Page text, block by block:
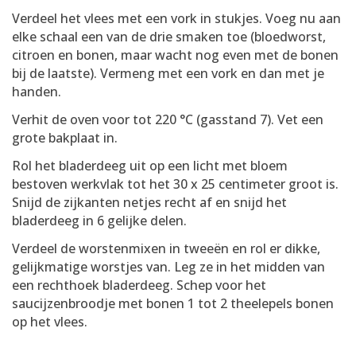
Verdeel het vlees met een vork in stukjes. Voeg nu aan
elke schaal een van de drie smaken toe (bloedworst,
citroen en bonen, maar wacht nog even met de bonen
bij de laatste). Vermeng met een vork en dan met je
handen.
Verhit de oven voor tot 220 °C (gasstand 7). Vet een
grote bakplaat in.
Rol het bladerdeeg uit op een licht met bloem
bestoven werkvlak tot het 30 x 25 centimeter groot is.
Snijd de zijkanten netjes recht af en snijd het
bladerdeeg in 6 gelijke delen.
Verdeel de worstenmixen in tweeën en rol er dikke,
gelijkmatige worstjes van. Leg ze in het midden van
een rechthoek bladerdeeg. Schep voor het
saucijzenbroodje met bonen 1 tot 2 theelepels bonen
op het vlees.